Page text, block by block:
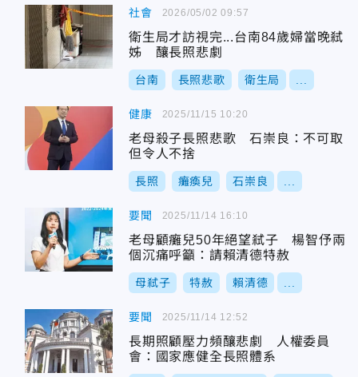
社會
衛生局才訪視完...台南84歲婦當晚弒
姊 釀長照悲劇
台南 長照悲歌 衛生局
2026/05/02 09:57
健康
老母殺子長照悲歌 石崇良：不可取
但令人不捨
長照 癱瘓兒 石崇良
2025/11/15 10:20
要聞
老母顧癱兒50年絕望弒子 楊智伃兩
個沉痛呼籲：請賴清德特赦
母弒子 特赦 賴清德
2025/11/14 16:10
要聞
長期照顧壓力頻釀悲劇 人權委員
會：國家應健全長照體系
2025/11/14 12:52